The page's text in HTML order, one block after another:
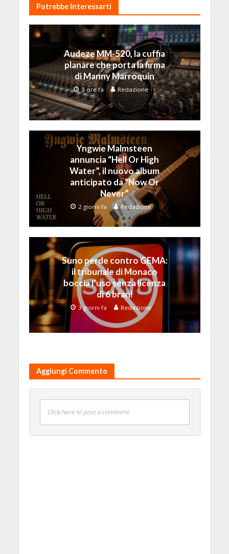
Potrebbe Interessarti
Audeze MM-520, la cuffia
planare che porta la firma
di Manny Marroquin
3 ore fa Redazione
Yngwie Malmsteen
annuncia “Hell Or High
Water”, il nuovo album
anticipato da “Now Or
Never”
2 giorni fa Redazione
Suno perde contro GEMA:
il tribunale di Monaco
boccia l’uso senza licenza
di 6 brani
3 giorni fa Redazione
Aggiungi Commento
Click here to post a comment